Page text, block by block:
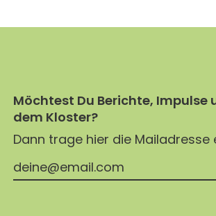
Möchtest Du Berichte, Impulse
dem Kloster?
Dann trage hier die Mailadresse